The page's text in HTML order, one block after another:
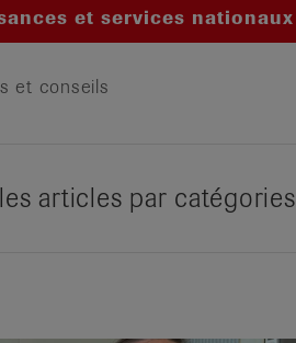
et services nationaux
et conseils
articles par catégories